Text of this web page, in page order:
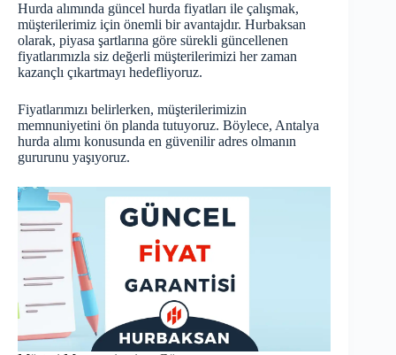
Hurda alımında güncel hurda fiyatları ile çalışmak,
müşterilerimiz için önemli bir avantajdır. Hurbaksan
olarak, piyasa şartlarına göre sürekli güncellenen
fiyatlarımızla siz değerli müşterilerimizi her zaman
kazançlı çıkartmayı hedefliyoruz.
Fiyatlarımızı belirlerken, müşterilerimizin
memnuniyetini ön planda tutuyoruz. Böylece, Antalya
hurda alımı konusunda en güvenilir adres olmanın
gururunu yaşıyoruz.